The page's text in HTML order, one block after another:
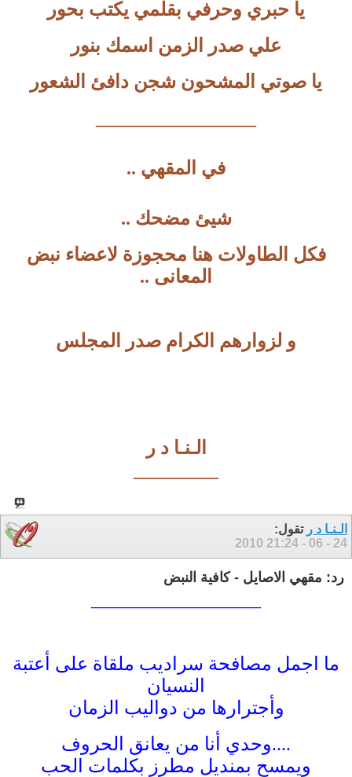
يا حبري وحرفي بقلمي يكتب بحور
علي صدر الزمن اسمك بنور
يا صوتي المشحون شجن دافئ الشعور
في المقهي ..
شيئ مضحك ..
فكل الطاولات هنا محجوزة لاعضاء نبض
المعانى ..
و لزوارهم الكرام صدر المجلس
الـنـا د ر
الـنـا د ر تقول:
24 - 06 - 2010
21:24
رد: مقهي الاصايل - كافية النبض
ما اجمل مصافحة سراديب ملقاة على أعتبة
النسيان
وأجترارها من دواليب الزمان
....وحدي أنا من يعانق الحروف
ويمسح بمنديل مطرز بكلمات الحب